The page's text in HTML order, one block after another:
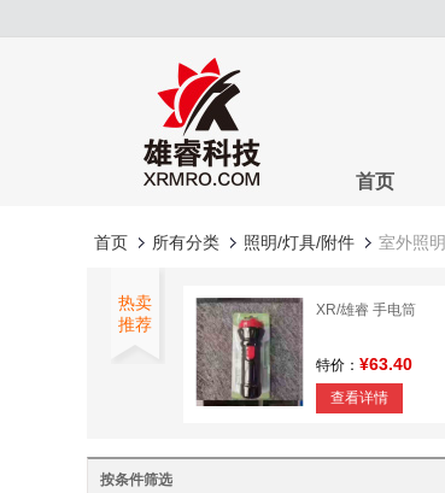
首页
首页 所有分类 照明/灯具/附件 室外照明
热卖
推荐
XR/雄睿 手电筒
特价： ¥63.40
查看详情
按条件筛选